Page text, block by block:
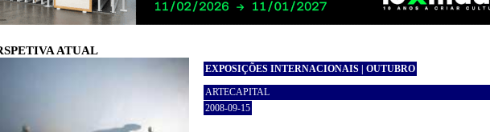
ATUAL
EXPOSIÇÕES INTERNACIONAIS | OUTUBRO
ARTECAPITAL
2008-09-15